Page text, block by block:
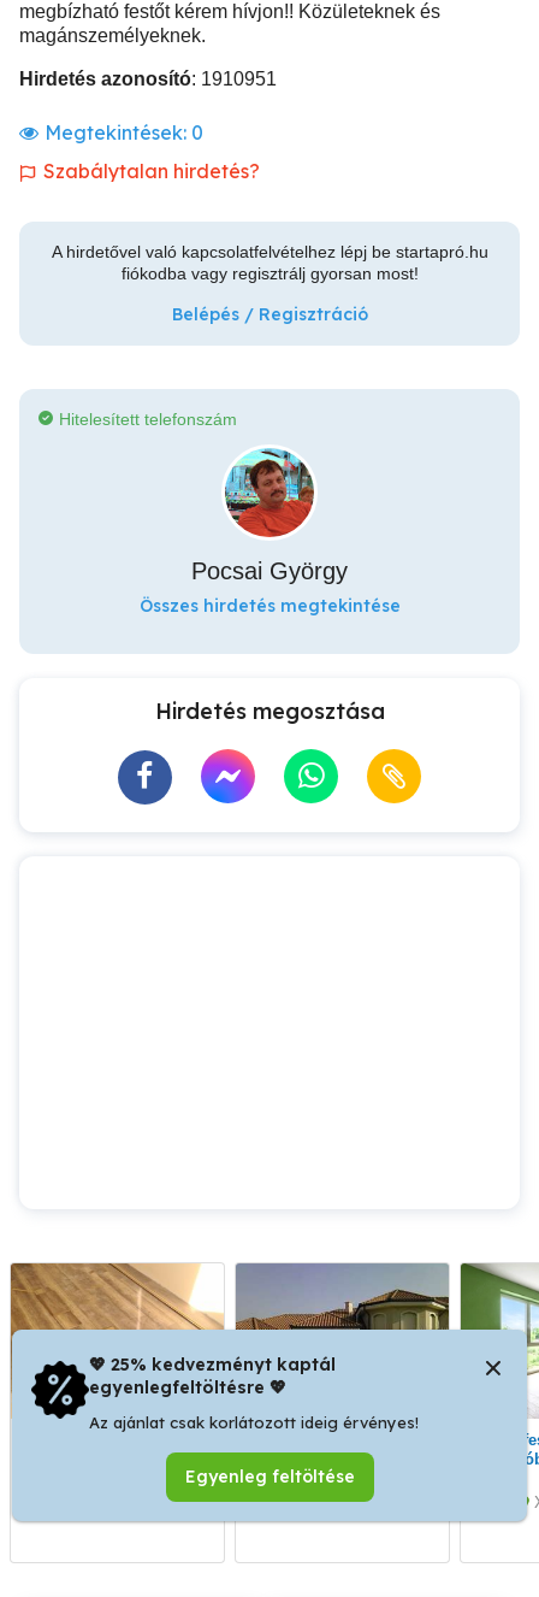
megbízható festőt kérem hívjon!! Közületeknek és
magánszemélyeknek.
Hirdetés azonosító: 1910951
Megtekintések: 0
Szabálytalan hirdetés?
A hirdetővel való kapcsolatfelvételhez lépj be startapró.hu
fiókodba vagy regisztrálj gyorsan most!
Belépés / Regisztráció
Hitelesített telefonszám
Pocsai György
Összes hirdetés megtekintése
Hirdetés megosztása
festést,laminált
parkettázást vállalok.
Tapétázás Gipszkarton
XIV. kerület
💖 25% kedvezményt kaptál
egyenlegfeltöltésre 💖
Az ajánlat csak korlátozott ideig érvényes!
Egyenleg feltöltése